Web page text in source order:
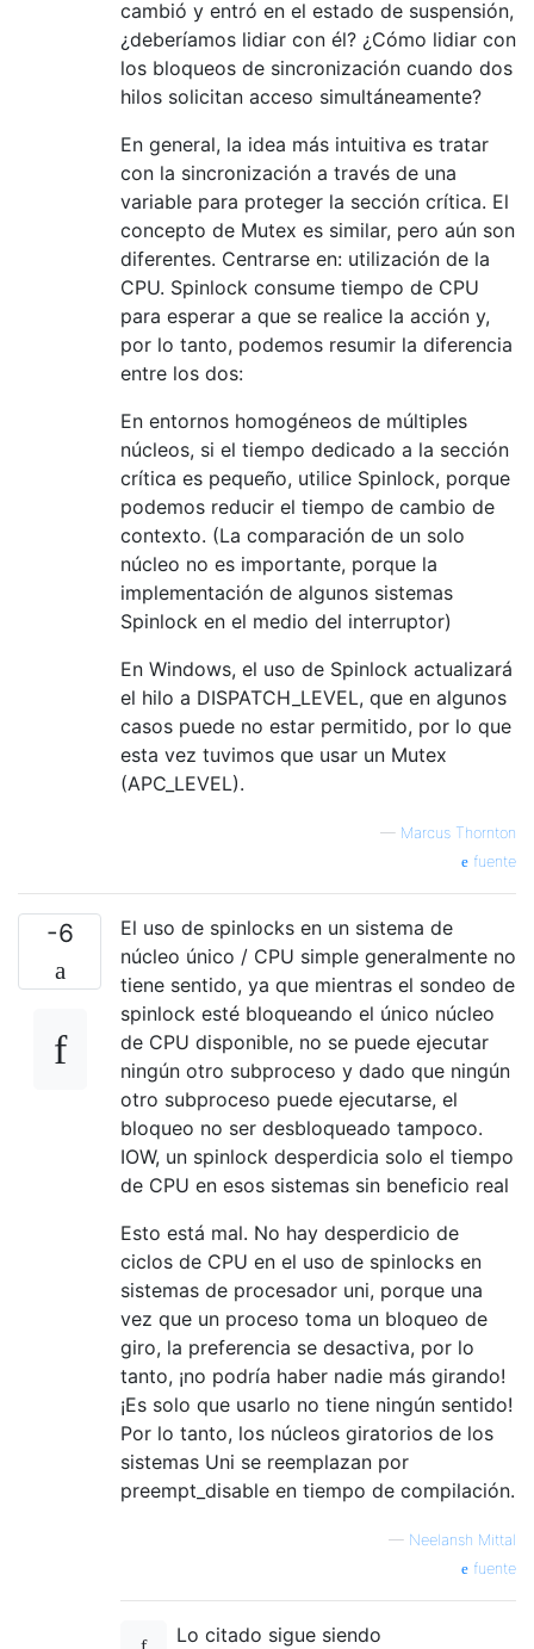
cambió y entró en el estado de suspensión,
¿deberíamos lidiar con él? ¿Cómo lidiar con
los bloqueos de sincronización cuando dos
hilos solicitan acceso simultáneamente?
En general, la idea más intuitiva es tratar
con la sincronización a través de una
variable para proteger la sección crítica. El
concepto de Mutex es similar, pero aún son
diferentes. Centrarse en: utilización de la
CPU. Spinlock consume tiempo de CPU
para esperar a que se realice la acción y,
por lo tanto, podemos resumir la diferencia
entre los dos:
En entornos homogéneos de múltiples
núcleos, si el tiempo dedicado a la sección
crítica es pequeño, utilice Spinlock, porque
podemos reducir el tiempo de cambio de
contexto. (La comparación de un solo
núcleo no es importante, porque la
implementación de algunos sistemas
Spinlock en el medio del interruptor)
En Windows, el uso de Spinlock actualizará
el hilo a DISPATCH_LEVEL, que en algunos
casos puede no estar permitido, por lo que
esta vez tuvimos que usar un Mutex
(APC_LEVEL).
— Marcus Thornton
fuente
-6
El uso de spinlocks en un sistema de
núcleo único / CPU simple generalmente no
tiene sentido, ya que mientras el sondeo de
spinlock esté bloqueando el único núcleo
de CPU disponible, no se puede ejecutar
ningún otro subproceso y dado que ningún
otro subproceso puede ejecutarse, el
bloqueo no ser desbloqueado tampoco.
IOW, un spinlock desperdicia solo el tiempo
de CPU en esos sistemas sin beneficio real
Esto está mal. No hay desperdicio de
ciclos de CPU en el uso de spinlocks en
sistemas de procesador uni, porque una
vez que un proceso toma un bloqueo de
giro, la preferencia se desactiva, por lo
tanto, ¡no podría haber nadie más girando!
¡Es solo que usarlo no tiene ningún sentido!
Por lo tanto, los núcleos giratorios de los
sistemas Uni se reemplazan por
preempt_disable en tiempo de compilación.
— Neelansh Mittal
fuente
Lo citado sigue siendo